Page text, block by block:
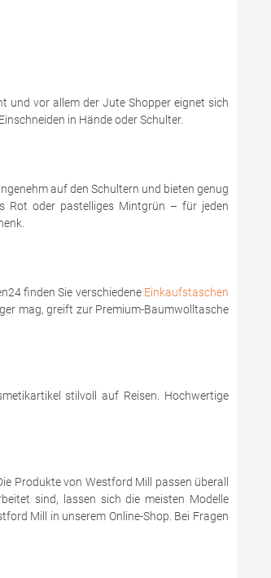
und vor allem der Jute Shopper eignet sich
in Hände oder Schulter.
auf den Schultern und bieten genug
Rot oder pastelliges Mintgrün – für jeden
finden Sie verschiedene Einkaufstaschen
mag, greift zur Premium-Baumwolltasche
stilvoll auf Reisen. Hochwertige
Produkte von Westford Mill passen überall
sind, lassen sich die meisten Modelle
Mill in unserem Online-Shop. Bei Fragen